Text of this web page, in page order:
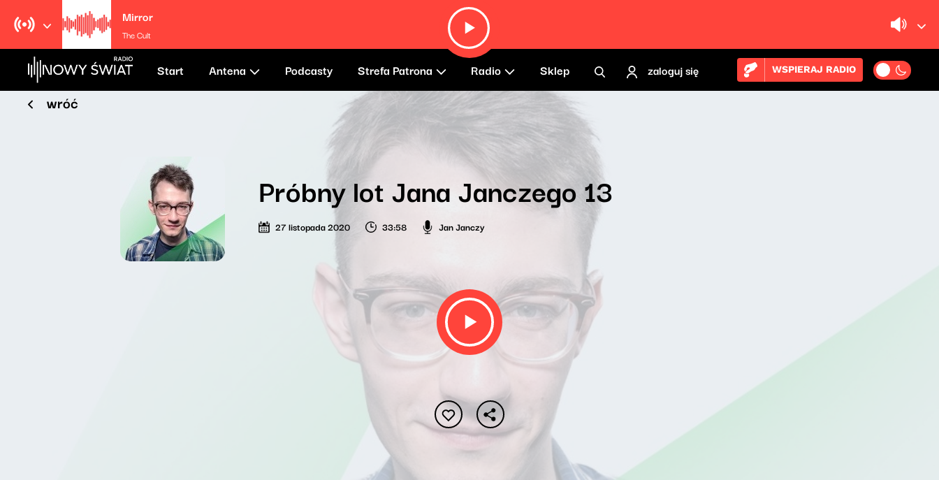
Mirror
The Cult
Start Antena Podcasty Strefa Patrona Radio Sklep zaloguj się WSPIERAJ RADIO
wróć
Próbny lot Jana Janczego 13
27 listopada 2020 33:58 Jan Janczy